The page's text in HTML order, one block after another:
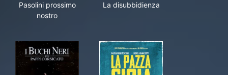
Pasolini prossimo
nostro
La disubbidienza